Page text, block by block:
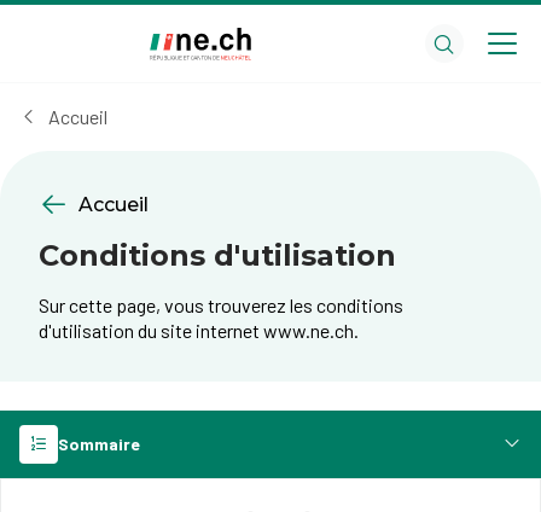
cookies
Accueil
Accueil
Conditions d'utilisation
Sur cette page, vous trouverez les conditions
d'utilisation du site internet www.ne.ch.
Sommaire